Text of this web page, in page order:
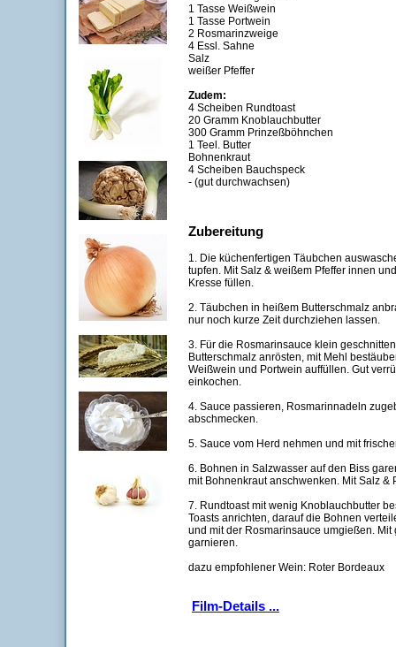
1 Tasse Weißwein
1 Tasse Portwein
2 Rosmarinzweige
4 Essl. Sahne
Salz
weißer Pfeffer
Zudem:
4 Scheiben Rundtoast
20 Gramm Knoblauchbutter
300 Gramm Prinzeßböhnchen
1 Teel. Butter
Bohnenkraut
4 Scheiben Bauchspeck
- (gut durchwachsen)
Zubereitung
1. Die küchenfertigen Täubchen
tupfen. Mit Salz & weißem Pfeffer innen
Kresse füllen.
2. Täubchen in heißem Butterschmalz
nur noch kurze Zeit durchziehen lassen.
3. Für die Rosmarinsauce klein
Butterschmalz anrösten, mit Mehl
Weißwein und Portwein auffüllen. Gut
einkochen.
4. Sauce passieren, Rosmarinnadeln
abschmecken.
5. Sauce vom Herd nehmen und mit
6. Bohnen in Salzwasser auf den Biss
mit Bohnenkraut anschwenken. Mit Salz &
7. Rundtoast mit wenig Knoblauchbutter
Toasts anrichten, darauf die Bohnen
und mit der Rosmarinsauce umgießen.
garnieren.
dazu empfohlener Wein: Roter Bordeaux
Film-Details ...